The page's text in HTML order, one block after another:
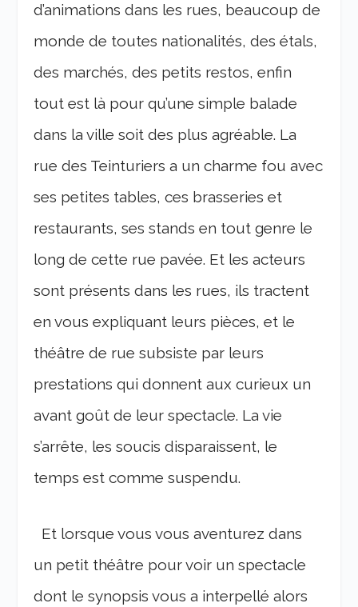
d’animations dans les rues, beaucoup de
monde de toutes nationalités, des étals,
des marchés, des petits restos, enfin
tout est là pour qu’une simple balade
dans la ville soit des plus agréable. La
rue des Teinturiers a un charme fou avec
ses petites tables, ces brasseries et
restaurants, ses stands en tout genre le
long de cette rue pavée. Et les acteurs
sont présents dans les rues, ils tractent
en vous expliquant leurs pièces, et le
théâtre de rue subsiste par leurs
prestations qui donnent aux curieux un
avant goût de leur spectacle. La vie
s’arrête, les soucis disparaissent, le
temps est comme suspendu.
Et lorsque vous vous aventurez dans
un petit théâtre pour voir un spectacle
dont le synopsis vous a interpellé alors